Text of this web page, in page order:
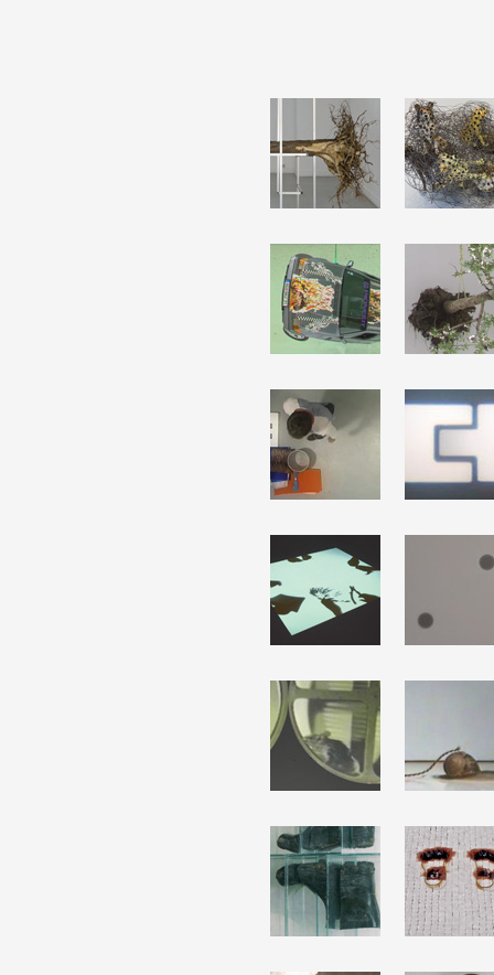
Crédits
Actions
Documentation
Visites d'ateliers
Production vidéo
Formation
Événements
1% œuvres
Réseau